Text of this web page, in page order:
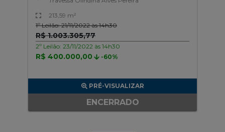
213,59 m²
1º Leilão: 21/11/2022 às 14h30
R$ 1.003.305,77
2º Leilão: 23/11/2022 às 14h30
R$ 400.000,00 -60%
PRÉ-VISUALIZAR
ENCERRADO